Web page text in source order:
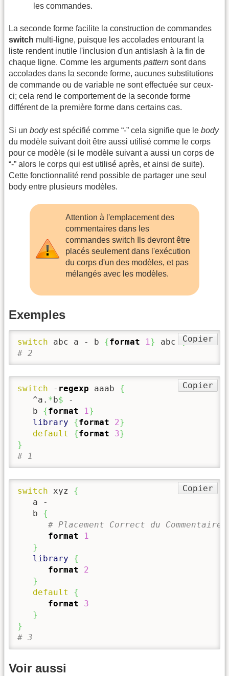
les commandes.
La seconde forme facilite la construction de commandes
switch multi-ligne, puisque les accolades entourant la
liste rendent inutile l'inclusion d'un antislash à la fin de
chaque ligne. Comme les arguments pattern sont dans
accolades dans la seconde forme, aucunes substitutions
de commande ou de variable ne sont effectuée sur ceux-
ci; cela rend le comportement de la seconde forme
différent de la première forme dans certains cas.
Si un bodyest spécifié comme “-” cela signifie que le body
du modèle suivant doit être aussi utilisé comme le corps
pour ce modèle (si le modèle suivant a aussi un corps de
“-” alors le corps qui est utilisé après, et ainsi de suite).
Cette fonctionnalité rend possible de partager une seul
body entre plusieurs modèles.
Attention à l'emplacement des
commentaires dans les
commandes switch Ils devront être
placés seulement dans l'exécution
du corps d'un des modèles, et pas
mélangés avec les modèles.
Exemples
switch abc a - b {format 1 } abc {format
# 2
Copier
switch - regexp aaab {
   ^a.
*b$ -
   b
{format 1 }
library
{format 2}
default
{format 3}
}
# 1
Copier
switch xyz {
   a -
   b
{
      # Placement Correct du Commentaire
format
1
}
library
{
format
2
}
default
{
format
3
}
}
# 3
Copier
Voir aussi